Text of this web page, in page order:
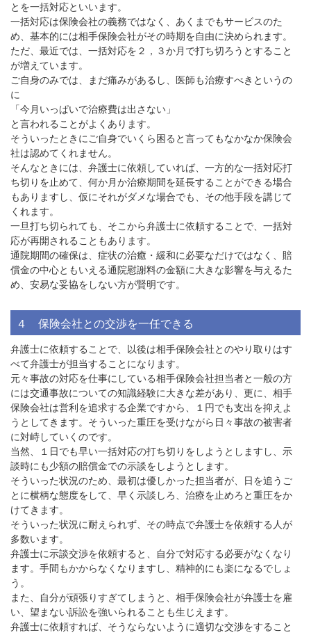
とを一括対応といいます。
一括対応は保険会社の義務ではなく、あくまでもサービスのた
め、基本的には相手保険会社がその時期を自由に決められます。
ただ、最近では、一括対応を２，３か月で打ち切ろうとすること
が増えています。
ご自身のみでは、まだ痛みがあるし、医師も治療すべきというの
に
「今月いっぱいで治療費は出さない」
と言われることがよくあります。
そういったときにご自身でいくら困ると言ってもなかなか保険会
社は認めてくれません。
そんなときには、弁護士に依頼していれば、一方的な一括対応打
ち切りを止めて、何か月か治療期間を延長することができる場合
もありますし、仮にそれがダメな場合でも、その他手段を講じて
くれます。
一旦打ち切られても、そこから弁護士に依頼することで、一括対
応が再開されることもあります。
通院期間の確保は、症状の治癒・緩和に必要なだけではなく、賠
償金の中心ともいえる通院慰謝料の金額に大きな影響を与えるた
め、安易な妥協をしない方が賢明です。
４ 保険会社との交渉を一任できる
弁護士に依頼することで、以後は相手保険会社とのやり取りはす
べて弁護士が担当することになります。
元々事故の対応を仕事にしている相手保険会社担当者と一般の方
には交通事故についての知識経験に大きな差があり、更に、相手
保険会社は営利を追求する企業ですから、１円でも支出を抑えよ
うとしてきます。そういった重圧を受けながら日々事故の被害者
に対峙していくのです。
当然、１日でも早い一括対応の打ち切りをしようとしますし、示
談時にも少額の賠償金での示談をしようとします。
そういった状況のため、最初は優しかった担当者が、日を追うご
とに横柄な態度をして、早く示談しろ、治療を止めろと重圧をか
けてきます。
そういった状況に耐えられず、その時点で弁護士を依頼する人が
多数います。
弁護士に示談交渉を依頼すると、自分で対応する必要がなくなり
ます。手間もかからなくなりますし、精神的にも楽になるでしょ
う。
また、自分が頑張りすぎてしまうと、相手保険会社が弁護士を雇
い、望まない訴訟を強いられることも生じえます。
弁護士に依頼すれば、そうならないように適切な交渉をすること